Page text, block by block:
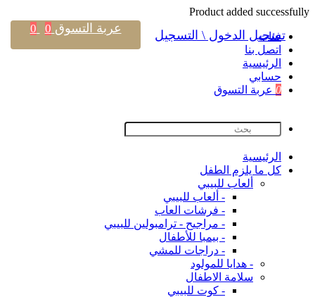
Product added successfully
فئات
اتصل بنا
اﻟﺮﺋﻴﺴﻴﺔ
حسابي
0 عربة التسوق
اﻟﺮﺋﻴﺴﻴﺔ
كل ما يلزم الطفل
ألعاب للبيبي
- ألعاب للبيبي
- فرشات العاب
- مراجيح - ترامبولين للبيبي
- بيمبا للأطفال
- دراجات للمشي
- هدايا للمولود
سلامة الاطفال
- كوت للبيبي
تسجيل الدخول \ التسجيل عربة التسوق 0
0